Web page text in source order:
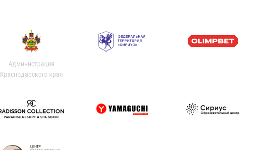
Администрация
Краснодарского края